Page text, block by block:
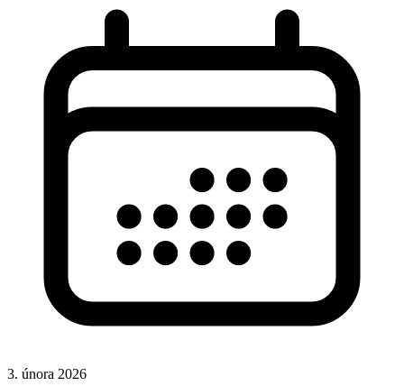
3. února 2026